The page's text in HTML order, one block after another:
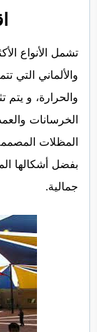
تشمل الأنواع
والألماني التي
والحرارة، و يتم
الخرسانات
المظلات
بفضل أشكالها
جمالية.